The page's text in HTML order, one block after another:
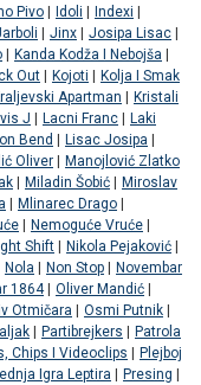
Pivo | Idoli | Indexi |
| Jinx | Josipa Lisac |
| Kanda Kodža I Nebojša |
Out | Kojoti | Kolja I Smak
Apartman | Kristali
J | Lacni Franc | Laki
Bend | Lisac Josipa |
Oliver | Manojlović Zlatko
| Miladin Šobić | Miroslav
| Mlinarec Drago |
| Nemoguće Vruće |
Shift | Nikola Pejaković |
Nola | Non Stop | Novembar
1864| Oliver Mandić |
Otmičara | Osmi Putnik |
| Partibrejkers | Patrola
Chips I Videoclips | Plejboj
Igra Leptira | Presing |